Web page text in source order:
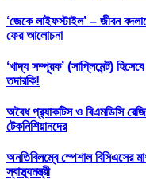
‘জেকে লাইফস্টাইল’ – জীবন
ফের আলোচনা
‘খাদ্য সম্পূরক’ (সাপ্লিমেন্ট)
তদারকি!
অবৈধ প্র‍্যাকটিস ও বিএমডিসি
টেকনিশিয়ানদের
অনতিবিলম্বে স্পেশাল বিসিএসের
স্বাস্থ্যমন্ত্রী